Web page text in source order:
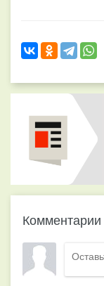
Комментарии